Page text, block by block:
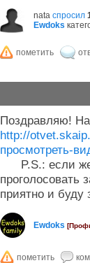
nata спросил
Ewdoks
Поздравляю!
http://
просмотреть-
P.S.: если
проголосовать
приятно и буду
Ewdoks